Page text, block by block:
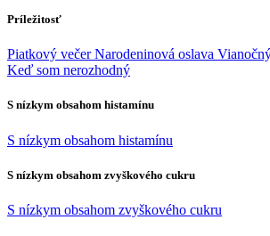
Príležitosť
Piatkový večerNarodeninová oslava
Keď som nerozhodný
S nízkym obsahom histamínu
S nízkym obsahom histamínu
S nízkym obsahom zvyškového cukru
S nízkym obsahom zvyškového cukru